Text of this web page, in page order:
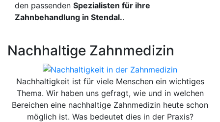
den passenden Spezialisten für ihre
Zahnbehandlung in Stendal..
Nachhaltige Zahnmedizin
Nachhaltigkeit ist für viele Menschen ein wichtiges
Thema. Wir haben uns gefragt, wie und in welchen
Bereichen eine nachhaltige Zahnmedizin heute schon
möglich ist. Was bedeutet dies in der Praxis?